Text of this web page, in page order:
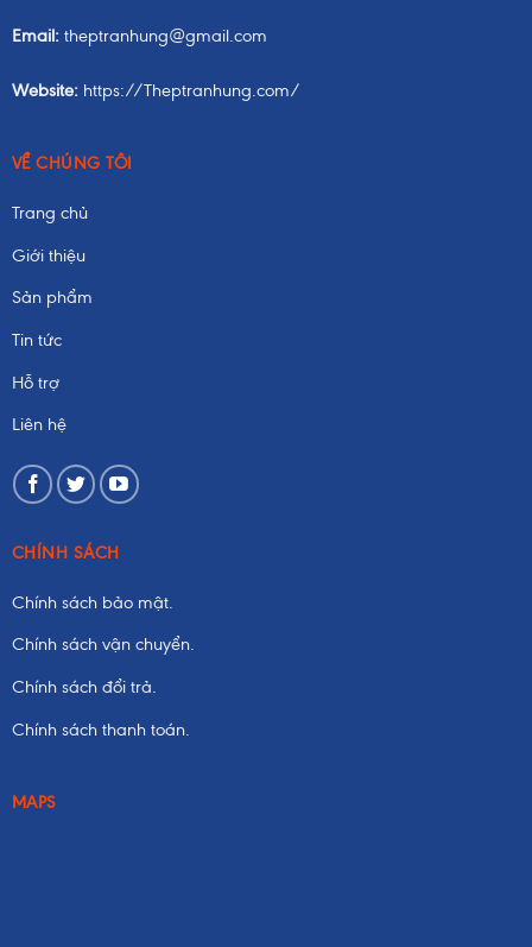
Email:theptranhung@gmail.com
Website:https://Theptranhung.com/
VỀ CHÚNG TÔI
Trang chủ
Giới thiệu
Sản phẩm
Tin tức
Hỗ trợ
Liên hệ
CHÍNH SÁCH
Chính sách bảo mật.
Chính sách vận chuyển.
Chính sách đổi trả.
Chính sách thanh toán.
MAPS